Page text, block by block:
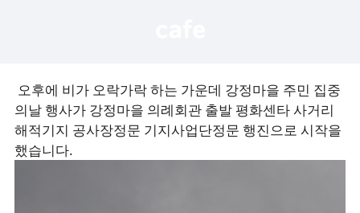
게
게
오후에 비가 오락가락 하는 가운데 강정마을 주민 집중
의날 행사가 강정마을 의례회관 출발 평화센타 사거리
해적기지 공사장정문 기지사업단정문 행진으로 시작을
했습니다.